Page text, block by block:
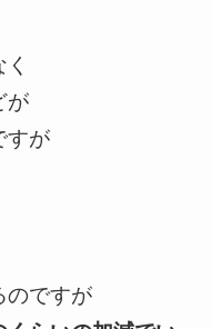
が
すが
のですが